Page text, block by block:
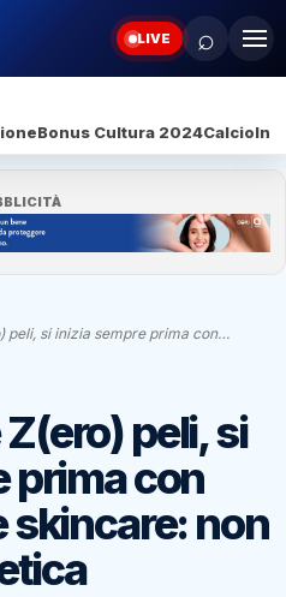
LIVE ⌕
Bonus Cultura 2024Calcio
peli, si inizia sempre prima con…
peli, si
prima con
skincare: non